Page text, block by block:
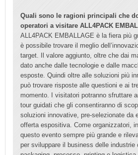
Quali sono le ragioni principali che
operatori a visitare ALL4PACK
ALL4PACK EMBALLAGE è la fiera più
è possibile trovare il meglio
target. Il valore aggiunto, oltre che dai
dato anche dalle tecnologie e dalle
esposte. Quindi oltre alle soluzioni più
può trovare risposte alle questioni e ai
momento. I visitatori potranno sfruttare
tour guidati che gli consentiranno di
soluzioni innovative, pre-selezionate da
offerta espositiva. Come organizzatori,
questo evento sempre più grande e
per sviluppare il business delle industrie